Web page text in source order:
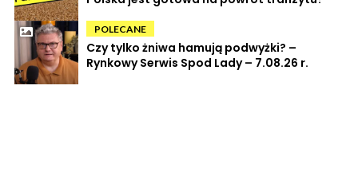
POLECANE
Czy tylko żniwa hamują podwyżki? –
Rynkowy Serwis Spod Lady – 7.08.26 r.